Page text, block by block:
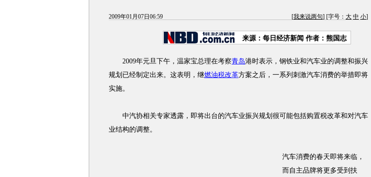
2009年01月07日06:59 [我来说两句] [字号： 大 中 小]
来源： 每日经济新闻 作者：熊国志
2009年元旦下午，温家宝总理在考察青岛港时表示，钢铁业和汽车业的调整和振兴
规划已经制定出来。这表明，继燃油税改革方案之后，一系列刺激汽车消费的举措即将
实施。
中汽协相关专家透露，即将出台的汽车业振兴规划很可能包括购置税改革和对汽车
业结构的调整。
汽车消费的春天即将来临，
而自主品牌将更多受到扶